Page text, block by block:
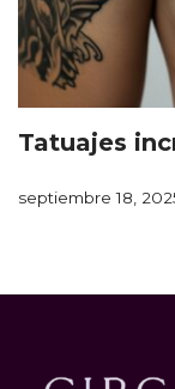
Tatuajes
septiembre 18,